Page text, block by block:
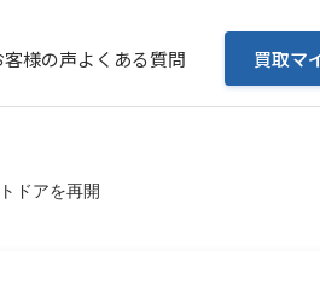
客様の声よくある質問 買取マ
ドアを再開